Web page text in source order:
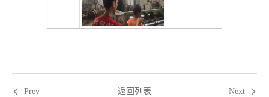
Prev 返回列表 Next